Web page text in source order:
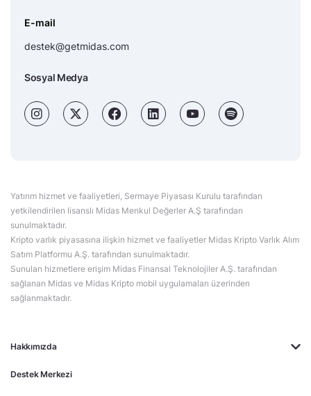
Hakkımızda
Destek Merkezi
E-mail
destek@getmidas.com
Sosyal Medya
Yatırım hizmet ve faaliyetleri, Sermaye Piyasası Kurulu tarafından
yetkilendirilen lisanslı Midas Menkul Değerler A.Ş tarafından
sunulmaktadır.
Kripto varlık piyasasına ilişkin hizmet ve faaliyetler Midas Kripto Varlık Alım
Satım Platformu A.Ş. tarafından sunulmaktadır.
Sunulan hizmetlere erişim Midas Finansal Teknolojiler A.Ş. tarafından
sağlanan Midas ve Midas Kripto mobil uygulamaları üzerinden
sağlanmaktadır.